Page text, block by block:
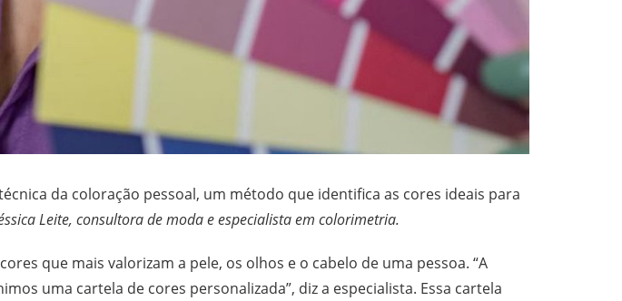
da coloração pessoal, um método que identifica as cores ideais para
Leite, consultora de moda e especialista em colorimetria.
que mais valorizam a pele, os olhos e o cabelo de uma pessoa. “A
uma cartela de cores personalizada”, diz a especialista. Essa cartela